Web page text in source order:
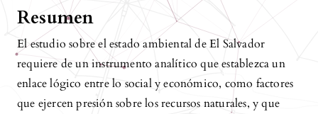
Resumen
El estudio sobre el estado ambiental de El Salvador
requiere de un instrumento analítico que establezca un
enlace lógico entre lo social y económico, como factores
que ejercen presión sobre los recursos naturales, y que